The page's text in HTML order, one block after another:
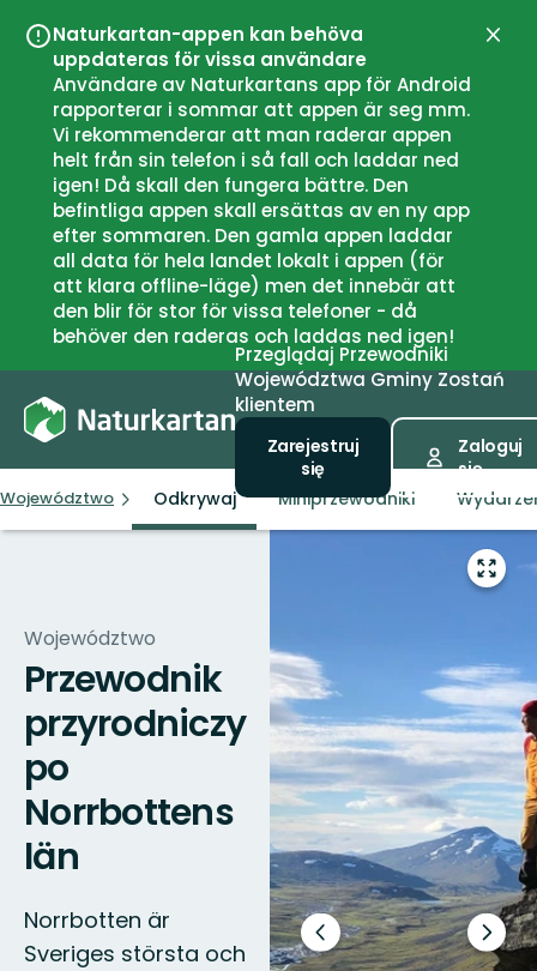
Naturkartan-appen kan behöva
uppdateras för vissa användare
Användare av Naturkartans app för Android
rapporterar i sommar att appen är seg mm.
Vi rekommenderar att man raderar appen
helt från sin telefon i så fall och laddar ned
igen! Då skall den fungera bättre. Den
befintliga appen skall ersättas av en ny app
efter sommaren. Den gamla appen laddar
all data för hela landet lokalt i appen (för
att klara offline-läge) men det innebär att
den blir för stor för vissa telefoner - då
behöver den raderas och laddas ned igen!
Przeglądaj Przewodniki
Województwa Gminy Zostań
klientem
Zarejestruj
się
Zaloguj
się
Województwo Norrbottens län
Odkrywaj Miniprzewodniki
Województwo
Przewodnik
przyrodniczy
po
Norrbottens
län
Norrbotten är
Sveriges största och
do
Poprzedni
slajd
slajd